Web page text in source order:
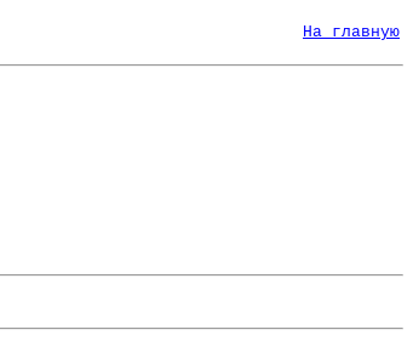
На главную